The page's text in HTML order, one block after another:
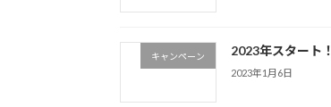
キャンペーン 2023年スタート！
2023年1月6日